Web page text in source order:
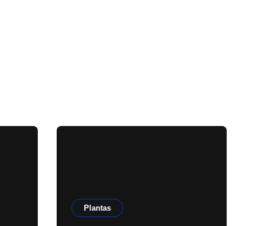
Plantas